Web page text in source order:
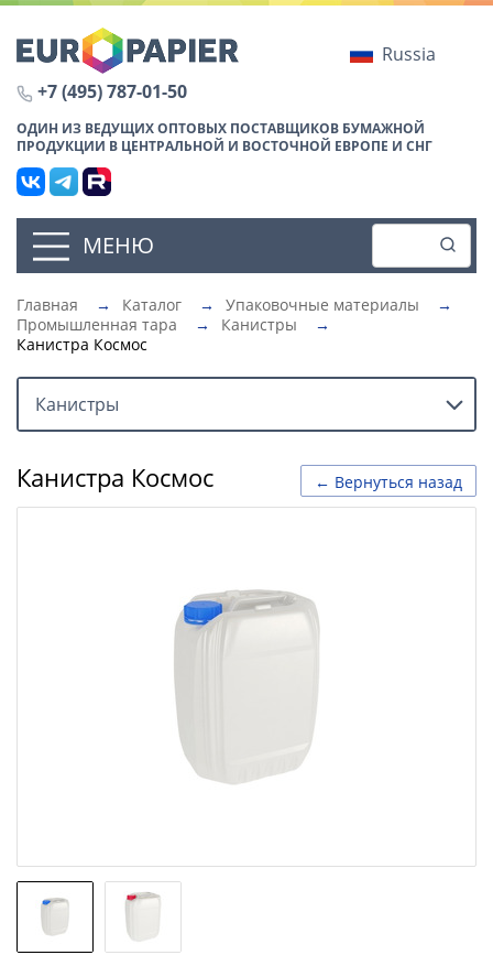
Russia
+7 (495) 787-01-50
ОДИН ИЗ ВЕДУЩИХ ОПТОВЫХ ПОСТАВЩИКОВ БУМАЖНОЙ
ПРОДУКЦИИ В ЦЕНТРАЛЬНОЙ И ВОСТОЧНОЙ ЕВРОПЕ И СНГ
МЕНЮ
Главная → Каталог → Упаковочные материалы
→
Промышленная тара
→ Канистры
→
Канистра Космос
Канистры
← Вернуться назад
Канистра Космос